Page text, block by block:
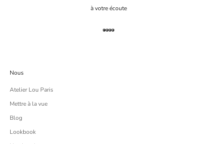
à votre écoute
Aller à l'élément 1
Aller à l'élément 2
Aller à l'élément 3
Aller à l'élément 4
Nous
Atelier Lou Paris
Mettre à la vue
Blog
Lookbook